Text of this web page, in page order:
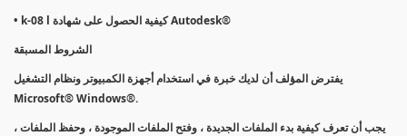
• k-08 l كيفية الحصول على شهادة Autodesk®
الشروط المسبقة
يفترض المؤلف أن لديك خبرة في استخدام أجهزة الكمبيوتر ونظام التشغيل
Microsoft® Windows®.
يجب أن تعرف كيفية بدء الملفات الجديدة ، وفتح الملفات الموجودة ، وحفظ الملفات ،